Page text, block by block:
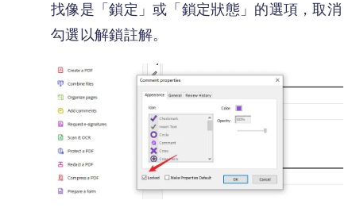
找像是「鎖定」或「鎖定狀態」的選項，取消
勾選以解鎖註解。